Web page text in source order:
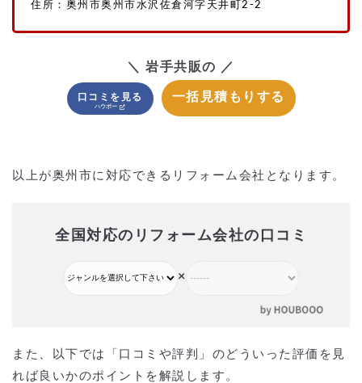
住所：奥州市奥州市水沢佐倉河字天井町2-2
＼ 岩手共販の ／
口コミを見る 一括見積もりする
以上が奥州市に対応できるリフォーム会社となります。
全国対応のリフォーム会社の口コミ
×
また、以下では「口コミや評判」のどういった評価を見
れば良いかのポイントを解説します。